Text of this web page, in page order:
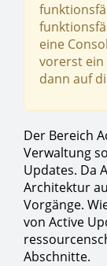
eine
vorerst ein
dann auf
Der Bereich
Verwaltung
Updates. Da
Architektur
Vorgänge.
von Active
Abschnitte.